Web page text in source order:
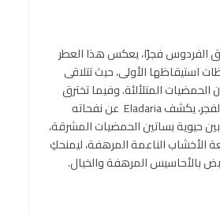
الفردوس فجرًا، يعكس هذا العطر
استيقاظها الأولى، حيث تتلاقى
الحمضيات المتلألئة. وفيما تخترق
خيوط الضوء ضباب الفجر، يكشف Eladaria عن نفحاته
حيوية بساتين الحمضيات المشرقة،
الأخشاب الناعمة المرهفة، ليمنحكِ
بالأحاسيس المرهفة والخيال.